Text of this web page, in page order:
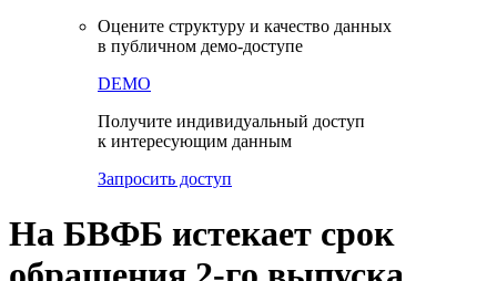
Готовые модули интеграции
Документация
в публичном демо-доступе